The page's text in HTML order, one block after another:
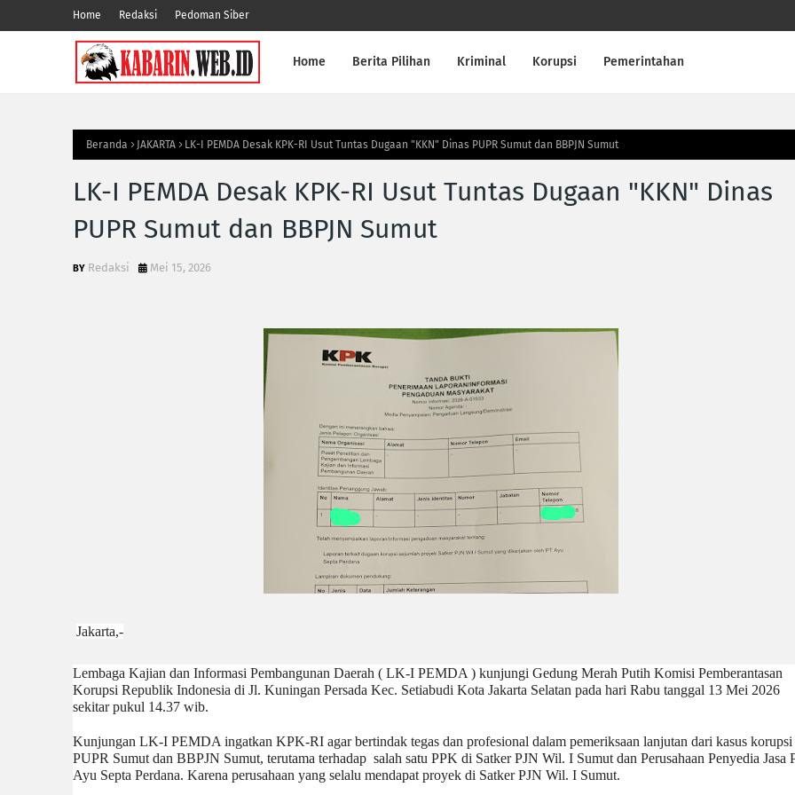
Home Redaksi Pedoman Siber
Home Berita Pilihan Kriminal Korupsi Pemerintahan
Beranda JAKARTA LK-I PEMDA Desak KPK-RI Usut Tuntas Dugaan "KKN" Dinas PUPR Sumut dan BBPJN Sumut
LK-I PEMDA Desak KPK-RI Usut Tuntas Dugaan "KKN" Dinas
PUPR Sumut dan BBPJN Sumut
Redaksi Mei 15, 2026
Jakarta,-
Lembaga Kajian dan Informasi Pembangunan Daerah ( LK-I PEMDA ) kunjungi Gedung Merah Putih Komisi Pemberantasan
Korupsi Republik Indonesia di Jl. Kuningan Persada Kec. Setiabudi Kota Jakarta Selatan pada hari Rabu tanggal 13 Mei 2026
sekitar pukul 14.37 wib.
‎Kunjungan LK-I PEMDA ingatkan KPK-RI agar bertindak tegas dan profesional dalam pemeriksaan lanjutan dari kasus korupsi
PUPR Sumut dan BBPJN Sumut, terutama terhadap  salah satu PPK di Satker PJN Wil. I Sumut dan Perusahaan Penyedia Jasa
Ayu Septa Perdana. Karena perusahaan yang selalu mendapat proyek di Satker PJN Wil. I Sumut.